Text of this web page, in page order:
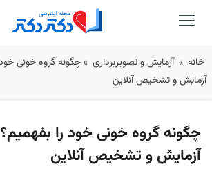
Skip
to
خانه » آزمایش و تصویربرداری »چگونه گروه خونی
آزمایش و تشخیص آنلاین
چگونه گروه خونی خود را
آزمایش و تشخیص آنلاین